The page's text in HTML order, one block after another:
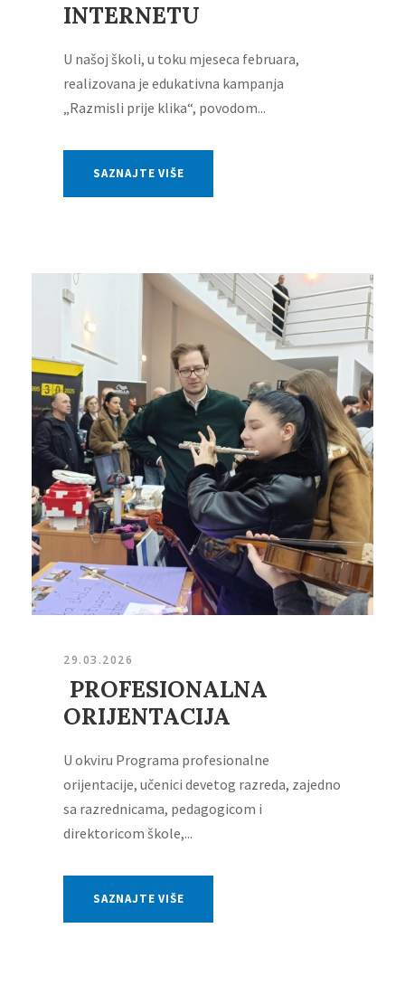
INTERNETU
U našoj školi, u toku mjeseca februara,
realizovana je edukativna kampanja
„Razmisli prije klika“, povodom...
SAZNAJTE VIŠE
29.03.2026
PROFESIONALNA
ORIJENTACIJA
U okviru Programa profesionalne
orijentacije, učenici devetog razreda, zajedno
sa razrednicama, pedagogicom i
direktoricom škole,...
SAZNAJTE VIŠE